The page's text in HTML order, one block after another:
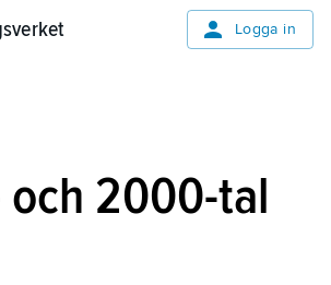
Logga in
och 2000-tal